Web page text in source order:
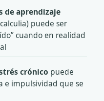
de aprendizaje
puede ser
cuando en realidad
crónico puede
e impulsividad que se